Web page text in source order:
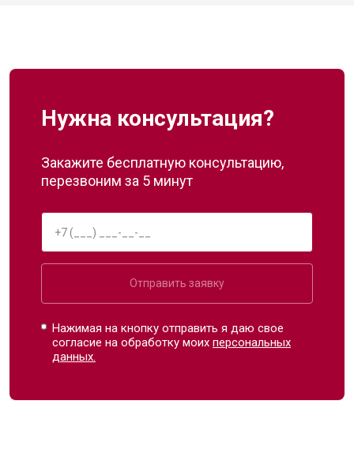
Нужна консультация?
Закажите бесплатную консультацию,
перезвоним за 5 минут
Отправить заявку
Нажимая на кнопку отправить я даю свое
согласие на обработку моихперсональных
данных.